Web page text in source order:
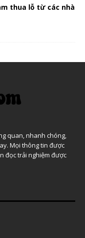
thua lỗ từ các nhà
quan, nhanh chóng,
Mọi thông tin được
đọc trải nghiệm được